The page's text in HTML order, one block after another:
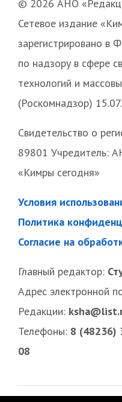
© 2026 АНО
Сетевое издание
зарегистрировано в
по надзору в сфере
технологий и
(Роскомнадзор)
Свидетельство о
89801 Учредитель:
«Кимры сегодня»
Условия
Политика
Согласие на
Главный редактор:
Адрес электронной
Редакции:
Телефоны: 8 (48236)
08